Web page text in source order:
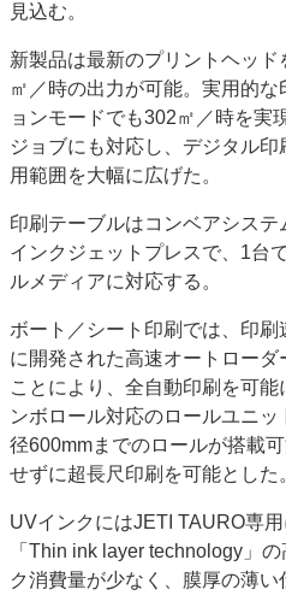
特集・デジタル印刷 ～ 新成長軌道を描く
案内
発刊案内
JFPI印刷用語集
運営
お問い合わせ
見込む。
新製品は最新のプリントヘッ
㎡／時の出力が可能。実用的
ョンモードでも302㎡／時を実
ジョブにも対応し、デジタル
用範囲を大幅に広げた。
印刷テーブルはコンベアシス
インクジェットプレスで、1台
ルメディアに対応する。
ボート／シート印刷では、印
に開発された高速オートロー
ことにより、全自動印刷を可
ンボロール対応のロールユニ
径600mmまでのロールが搭載
せずに超長尺印刷を可能とした
UVインクにはJETI TAURO専
「Thin ink layer technology」
ク消費量が少なく、膜厚の薄い